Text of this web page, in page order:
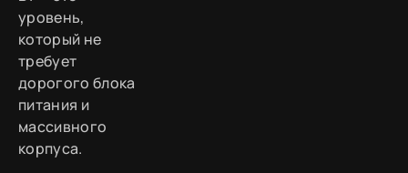
уровень,
который не
требует
дорогого блока
питания и
массивного
корпуса.